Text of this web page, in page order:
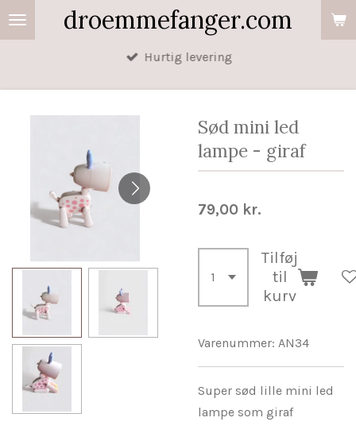
Spring
til
droemmefanger.com
Hurtig levering
Sød mini led
lampe - giraf
79,00 kr.
Tilføj
til
kurv
Varenummer: AN34
Super sød lille mini led
lampe som giraf